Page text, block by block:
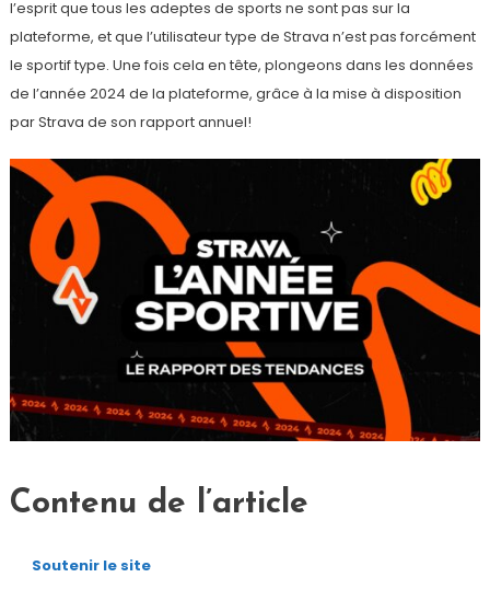
l’esprit que tous les adeptes de sports ne sont pas sur la
plateforme, et que l’utilisateur type de Strava n’est pas forcément
le sportif type. Une fois cela en tête, plongeons dans les données
de l’année 2024 de la plateforme, grâce à la mise à disposition
par Strava de son rapport annuel!
Contenu de l’article
Soutenir le site